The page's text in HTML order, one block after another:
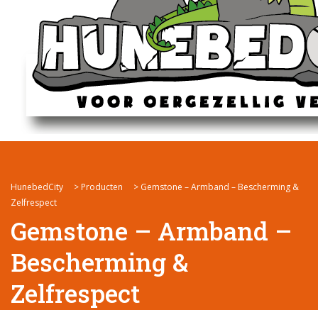
HunebedCity > Producten > Gemstone – Armband – Bescherming &
Zelfrespect
Gemstone – Armband –
Bescherming &
Zelfrespect